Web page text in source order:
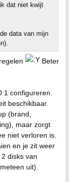
dat niet kwijt
data van mijn
Beter
1 configureren.
beschikbaar.
(brand,
maar zorgt
niet verloren is.
en je zit weer
disks van
uit).